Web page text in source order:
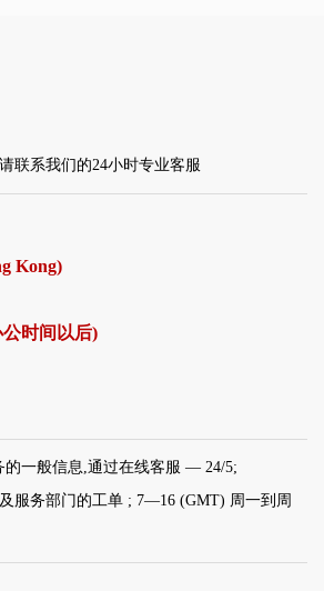
联系我们的24小时专业客服
Kong)
公时间以后)
的一般信息,通过在线客服 — 24/5;
服务部门的工单 ; 7—16 (GMT) 周一到周